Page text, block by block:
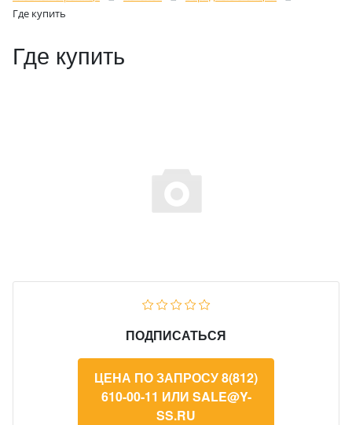
Где купить
Где купить
ПОДПИСАТЬСЯ
ЦЕНА ПО ЗАПРОСУ 8(812)
610-00-11 ИЛИ SALE@Y-
SS.RU